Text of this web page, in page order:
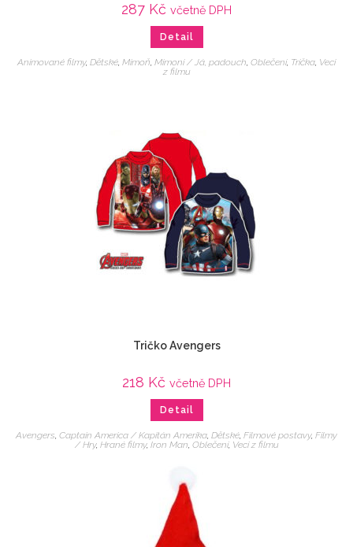
287 Kč včetně DPH
Detail
Animované filmy, Dětské Mimoň Mimoni / Já, padouch Oblečení, Trička Veci
z filmu
Tričko Avengers
218 Kč včetně DPH
Detail
Avengers, Captain America / Kapitán Amerika, Dětské, Filmové postavy, Filmy
/ Hry, Hrané filmy, Iron Man, Oblečení, Veci z filmu